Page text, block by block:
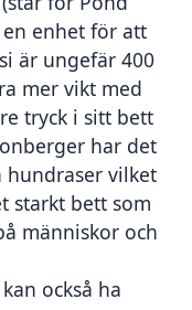
enhet för att
är ungefär 400
mer vikt med
tryck i sitt bett
har det
hundraser vilket
starkt bett som
människor och
också ha